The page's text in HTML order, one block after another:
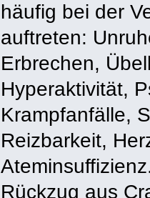
häufig bei der
auftreten:
Erbrechen,
Hyperaktivität,
Krampfanfälle,
Reizbarkeit,
Rückzug aus